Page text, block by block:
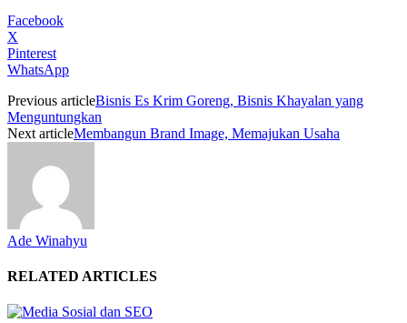
Facebook
X
Pinterest
WhatsApp
Previous articleBisnis Es Krim Goreng, Bisnis Khayalan yang
Menguntungkan
Next articleMembangun Brand Image, Memajukan Usaha
Ade Winahyu
RELATED ARTICLES